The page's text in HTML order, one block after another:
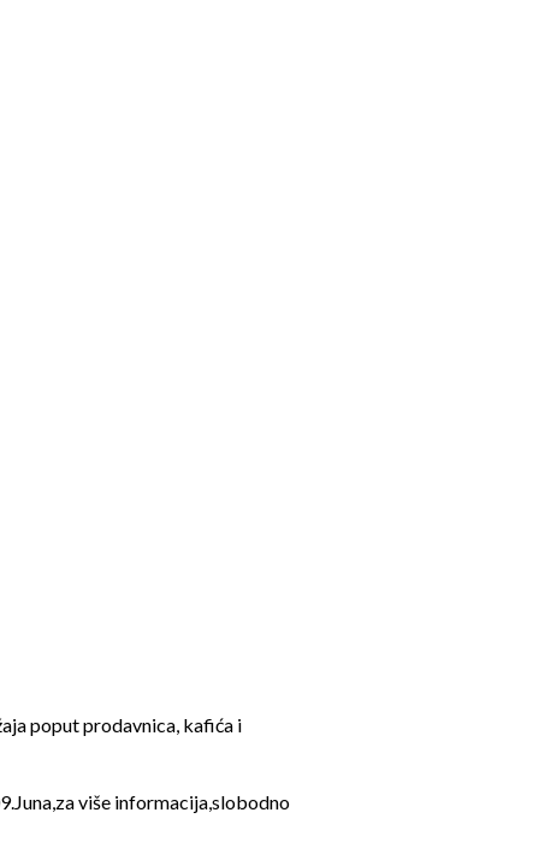
poput prodavnica, kafića i
više informacija,slobodno